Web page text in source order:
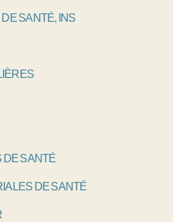
SANTÉ, INS
DE SANTÉ
DE SANTÉ